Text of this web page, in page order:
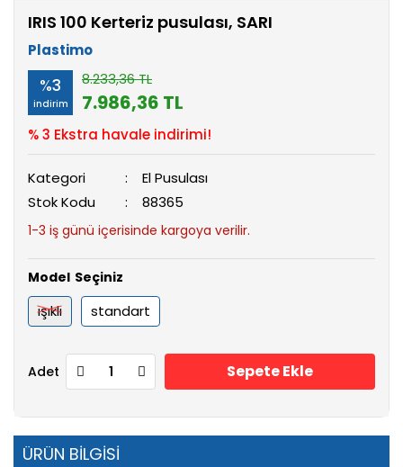
IRIS 100 Kerteriz pusulası, SARI
Plastimo
%3
indirim
8.233,36 TL
7.986,36 TL
% 3 Ekstra havale indirimi!
Kategori
El Pusulası
Stok Kodu
88365
1-3 iş günü içerisinde kargoya verilir.
Model
ışıklı standart
Adet Sepete Ekle
ÜRÜN BİLGİSİ